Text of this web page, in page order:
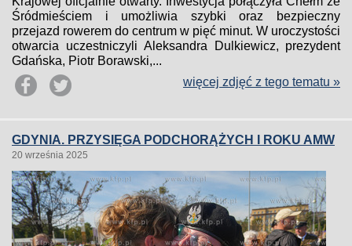
Śródmieściem i umożliwia szybki oraz bezpieczny
przejazd rowerem do centrum w pięć minut. W uroczystości
otwarcia uczestniczyli Aleksandra Dulkiewicz, prezydent
Gdańska, Piotr Borawski,...
więcej zdjęć z tego tematu »
GDYNIA. PRZYSIĘGA PODCHORĄŻYCH I ROKU AMW
20 września 2025